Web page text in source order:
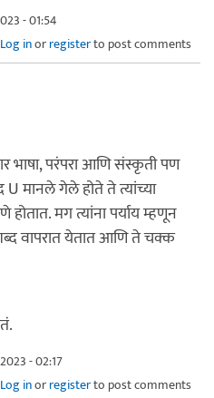
- 01:54
Log inorregisterto post comments
परंपरा आणि संस्कृती पण
मानले गेले होते ते त्यांच्या
मग त्यांना पर्याय म्हणून
वापरात येतात आणि ते चक्क
- 02:17
Log inorregisterto post comments